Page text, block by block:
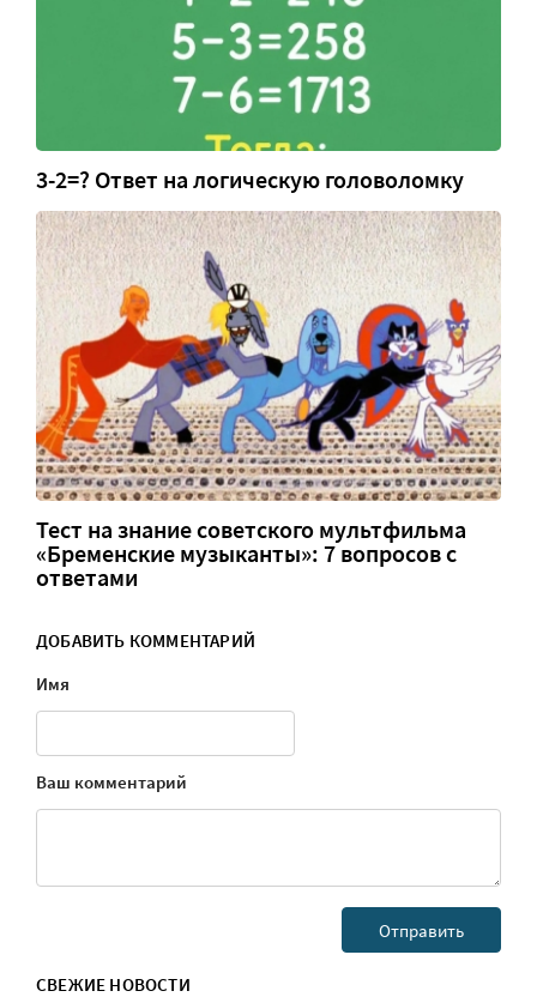
3-2=? Ответ на логическую головоломку
Тест на знание советского мультфильма
«Бременские музыканты»: 7 вопросов с
ответами
ДОБАВИТЬ КОММЕНТАРИЙ
Имя
Ваш комментарий
СВЕЖИЕ НОВОСТИ